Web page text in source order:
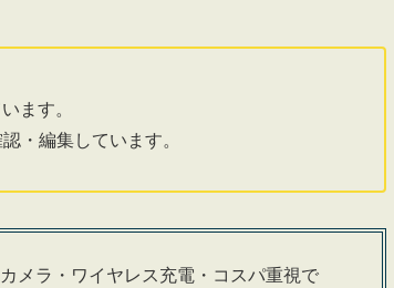
ます。
・編集しています。
メラ・ワイヤレス充電・コスパ重視で